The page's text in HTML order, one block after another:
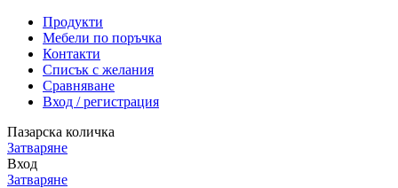
Продукти
Мебели по поръчка
Контакти
Списък с желания
Сравняване
Вход / регистрация
Пазарска количка
Затваряне
Вход
Затваряне